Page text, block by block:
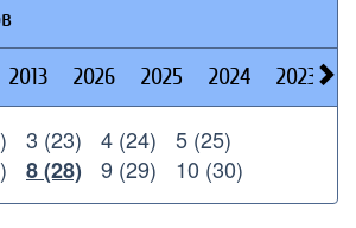
2013 2026 2025 2024 2023
3 (23) 4 (24)
5 (25)
8 (28) 9 (29) 10 (30)